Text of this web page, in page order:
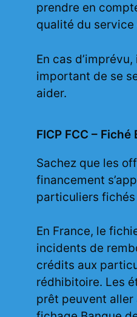
prendre en
qualité du service
En cas
important de se
aider.
FICP FCC –
Sachez que les
financement
particuliers fichés
En France, le
incidents de
crédits aux
rédhibitoire. Les
prêt peuvent aller